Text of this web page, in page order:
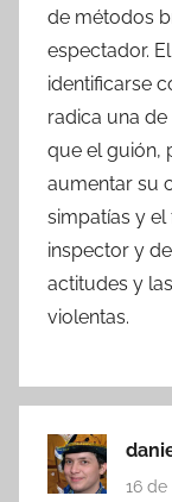
de métodos
espectador.
identificarse
radica una
que el guión,
aumentar su
simpatías y
inspector y
actitudes y
violentas.
16 de